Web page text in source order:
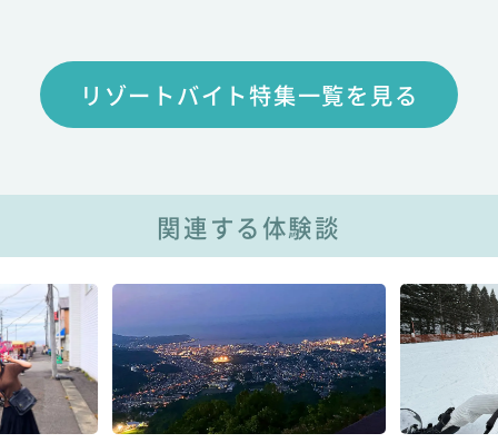
リゾートバイト特集一覧を見る
関連する体験談